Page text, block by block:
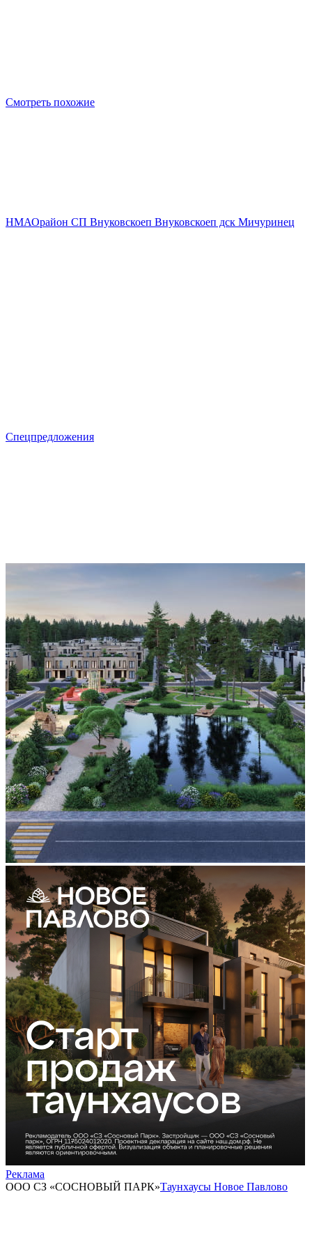
Смотреть похожие
НМАОрайон СП Внуковскоеп Внуковскоеп дск Мичуринец
Спецпредложения
Реклама
ООО СЗ «СОСНОВЫЙ ПАРК»Таунхаусы Новое Павлово